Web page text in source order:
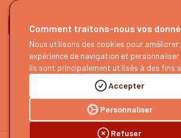
ON SE SUIT ?
HOURRAIL !
À propos
Devenir partenaire
Nous faire un retour
Nos guides
Notre blog
Notre
Accepter
Personnaliser
Refuser
Comment traitons-nous vos
Nous utilisons des cookies pour
expérience de navigation et
Ils sont principalement utilisés à des fins